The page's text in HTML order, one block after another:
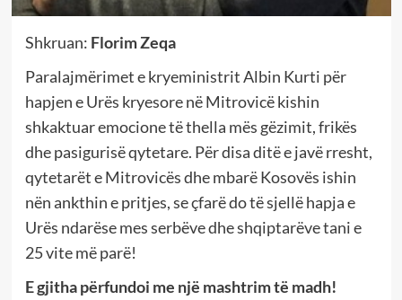
Shkruan: Florim Zeqa
Paralajmërimet e kryeministrit Albin Kurti për
hapjen e Urës kryesore në Mitrovicë kishin
shkaktuar emocione të thella mës gëzimit, frikës
dhe pasigurisë qytetare. Për disa ditë e javë rresht,
qytetarët e Mitrovicës dhe mbarë Kosovës ishin
nën ankthin e pritjes, se çfarë do të sjellë hapja e
Urës ndarëse mes serbëve dhe shqiptarëve tani e
25 vite më parë!
E gjitha përfundoi me një mashtrim të madh!